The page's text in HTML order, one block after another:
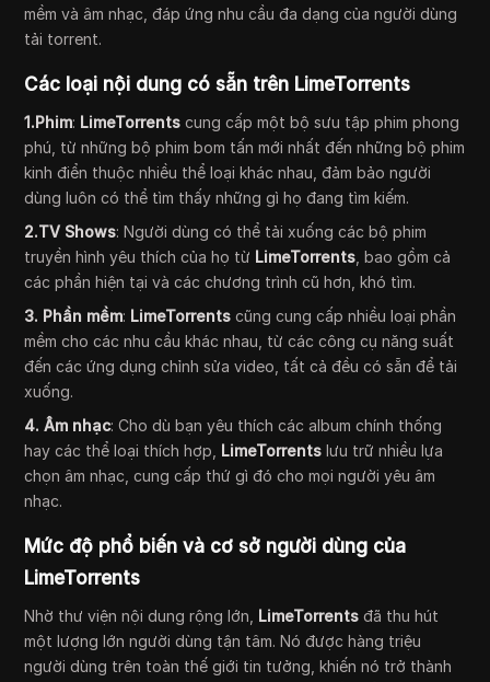
mềm và âm nhạc, đáp ứng nhu cầu đa dạng của người dùng
tải torrent.
Các loại nội dung có sẵn trên LimeTorrents
1.Phim: LimeTorrents cung cấp một bộ sưu tập phim phong
phú, từ những bộ phim bom tấn mới nhất đến những bộ phim
kinh điển thuộc nhiều thể loại khác nhau, đảm bảo người
dùng luôn có thể tìm thấy những gì họ đang tìm kiếm.
2.TV Shows: Người dùng có thể tải xuống các bộ phim
truyền hình yêu thích của họ từ LimeTorrents , bao gồm cả
các phần hiện tại và các chương trình cũ hơn, khó tìm.
3. Phần mềm: LimeTorrents cũng cung cấp nhiều loại phần
mềm cho các nhu cầu khác nhau, từ các công cụ năng suất
đến các ứng dụng chỉnh sửa video, tất cả đều có sẵn để tải
xuống.
4. Âm nhạc: Cho dù bạn yêu thích các album chính thống
hay các thể loại thích hợp, LimeTorrents lưu trữ nhiều lựa
chọn âm nhạc, cung cấp thứ gì đó cho mọi người yêu âm
nhạc.
Mức độ phổ biến và cơ sở người dùng của
LimeTorrents
Nhờ thư viện nội dung rộng lớn, LimeTorrents đã thu hút
một lượng lớn người dùng tận tâm. Nó được hàng triệu
người dùng trên toàn thế giới tin tưởng, khiến nó trở thành